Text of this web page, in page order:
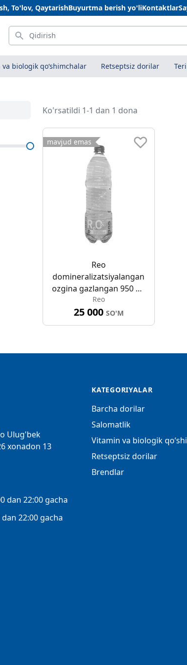
To'lov, QaytarishBuyurtma berish yo'liKontaktlar
Qidirish
biologik qo‘shimchalar Retseptsiz dorilar
Ko'rsatildi 1-1 dan 1 dona
mavjud emas
Reo
domineralizatsiyalangan
ozgina gazlangan 950 ml
iching
Reo
25 000 SO'M
Ulug'bek
xonadon 13
dan 22:00 gacha
22:00 gacha
KATEGORIYALAR
Barcha dorilar
Salomatlik
Vitamin va biologik
Retseptsiz dorilar
Brendlar